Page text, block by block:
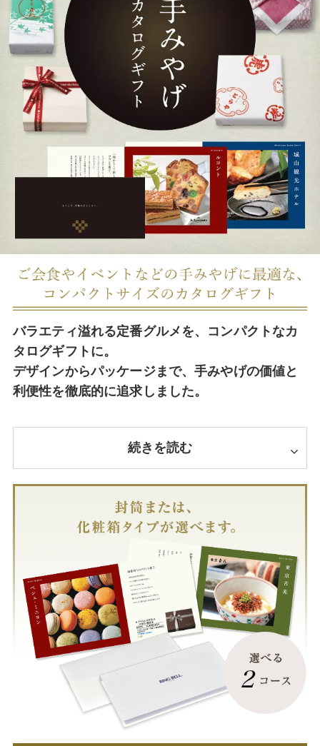
バラエティ溢れる定番グルメを、コンパクトなカ
タログギフトに。
デザインからパッケージまで、手みやげの価値と
利便性を徹底的に追求しました。
続きを読む